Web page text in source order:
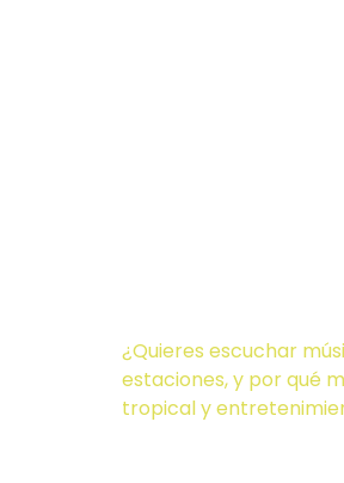
¿Quieres escuchar
estaciones, y por qué
tropical y